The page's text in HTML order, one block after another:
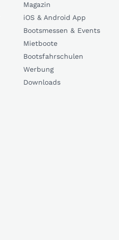
Magazin
iOS & Android App
Bootsmessen & Events
Mietboote
Bootsfahrschulen
Werbung
Downloads